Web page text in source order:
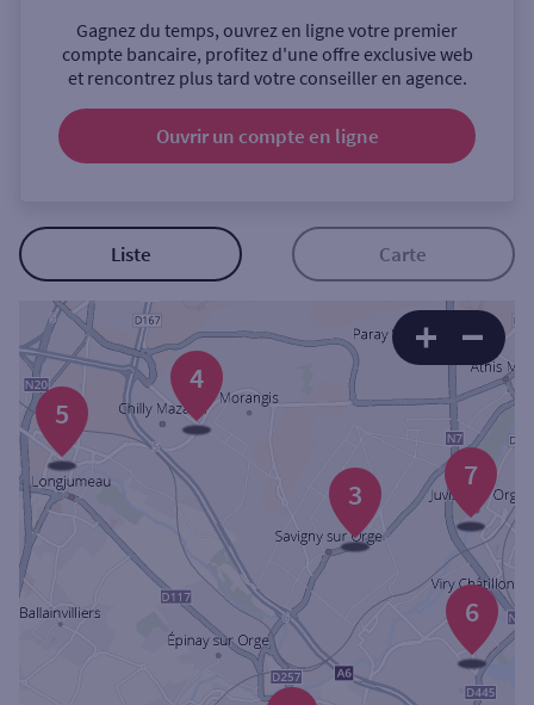
Sélectionnez votre recherche
Ouverte le samedi
Coffre-fort
Ville / Code postal
Rue
Rechercher
Gagnez du temps, ouvrez en ligne votre premier
compte bancaire, profitez d'une offre exclusive web
et rencontrez plus tard votre conseiller en agence.
Ouvrir un compte en ligne
Liste Carte
7
6
5
4
3